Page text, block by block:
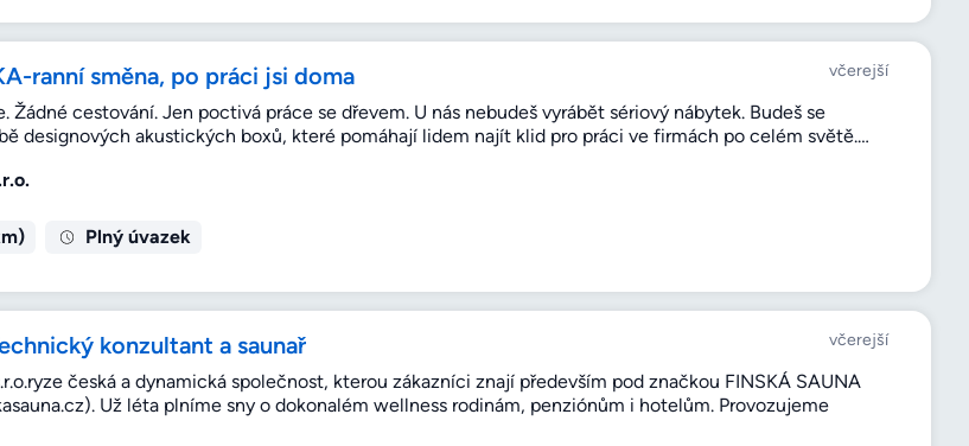
ranní směna, po práci jsi doma včerejší
Žádné cestování. Jen poctivá práce se dřevem. U nás nebudeš vyrábět sériový nábytek. Budeš se
designových akustických boxů, které pomáhají lidem najít klid pro práci ve firmách po celém světě.…
Plný úvazek
konzultant a saunař včerejší
česká a dynamická společnost, kterou zákazníci znají především pod značkou FINSKÁ SAUNA
Už léta plníme sny o dokonalém wellness rodinám, penziónům i hotelům. Provozujeme